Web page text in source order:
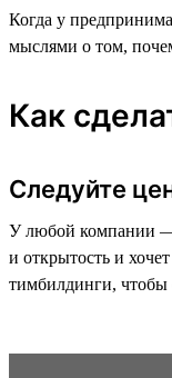
Когда у
мыслями о том,
Как
Следуйте
У любой компании —
и открытость и
тимбилдинги, чтобы